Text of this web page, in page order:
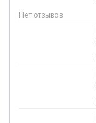
Нет отзывов